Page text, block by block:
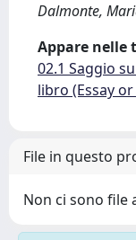
Dalmonte,
Appare nelle
02.1 Saggio
libro (Essay
File in questo
Non ci sono file